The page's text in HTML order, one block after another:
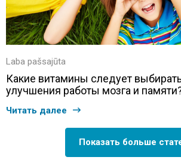
Laba pašsajūta
Какие витамины следует
улучшения работы мозга и
Читать далее
Показать больше